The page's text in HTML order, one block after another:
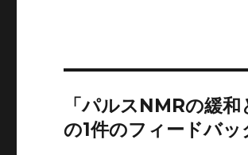
「パルスNMRの緩
の1件のフィードバッ